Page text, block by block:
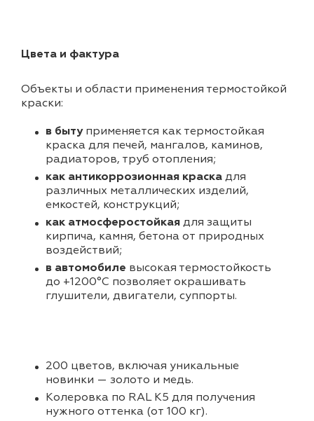
Цвета и фактура
Объекты и области применения термостойкой
краски:
в быту применяется как термостойкая
краска для печей, мангалов, каминов,
радиаторов, труб отопления;
как антикоррозионная краска для
различных металлических изделий,
емкостей, конструкций;
как атмосферостойкая для защиты
кирпича, камня, бетона от природных
воздействий;
в автомобиле высокая термостойкость
до +1200°С позволяет окрашивать
глушители, двигатели, суппорты.
200 цветов, включая уникальные
новинки — золото и медь.
Колеровка по RAL K5 для получения
нужного оттенка (от 100 кг).